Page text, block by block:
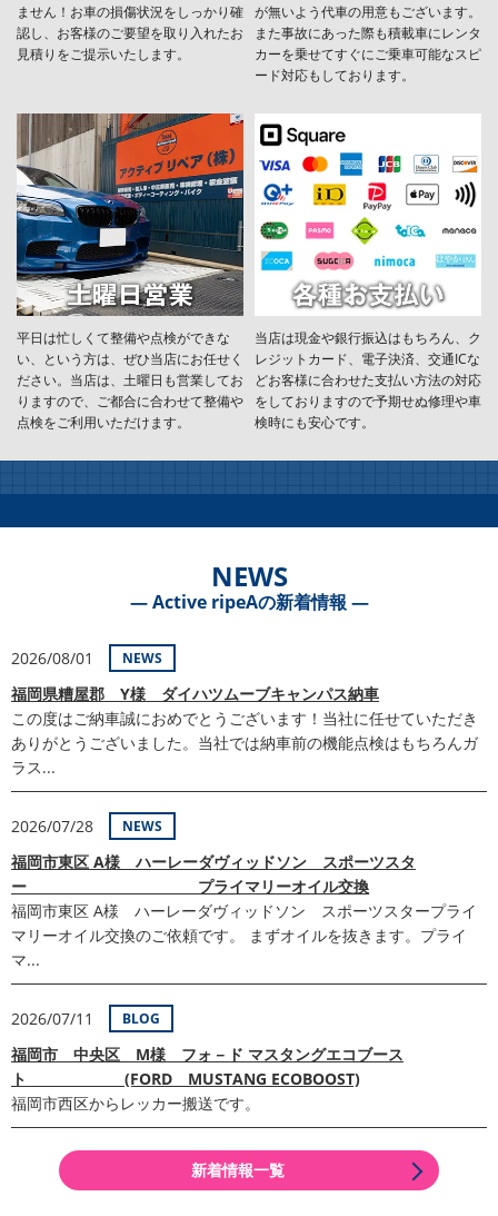
ません！お車の損傷状況をしっかり確
認し、お客様のご要望を取り入れたお
見積りをご提示いたします。
が無いよう代車の用意もございます。
また事故にあった際も積載車にレンタ
カーを乗せてすぐにご乗車可能なスピ
ード対応もしております。
平日は忙しくて整備や点検ができな
い、という方は、ぜひ当店にお任せく
ださい。当店は、土曜日も営業してお
りますので、ご都合に合わせて整備や
点検をご利用いただけます。
当店は現金や銀行振込はもちろん、ク
レジットカード、電子決済、交通ICな
どお客様に合わせた支払い方法の対応
をしておりますので予期せぬ修理や車
検時にも安心です。
NEWS
― Active ripeAの新着情報 ―
2026/08/01 NEWS
福岡県糟屋郡 Y様 ダイハツムーブキャンパス納車
この度はご納車誠におめでとうございます！当社に任せていただき
ありがとうございました。当社では納車前の機能点検はもちろんガ
ラス...
2026/07/28 NEWS
福岡市東区 A様 ハーレーダヴィッドソン スポーツスタ
ー プライマリーオイル交換
福岡市東区 A様 ハーレーダヴィッドソン スポーツスタープライ
マリーオイル交換のご依頼です。 まずオイルを抜きます。プライ
マ...
2026/07/11 BLOG
福岡市 中央区 M様 フォ－ド マスタングエコブース
ト (FORD MUSTANG ECOBOOST)
福岡市西区からレッカー搬送です。
新着情報一覧